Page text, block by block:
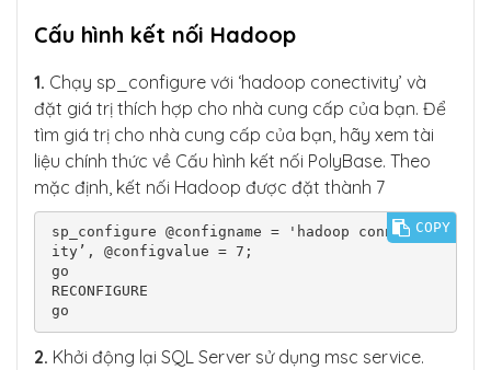
Cấu hình kết nối Hadoop
1. Chạy sp_configure với ‘hadoop conectivity’ và
đặt giá trị thích hợp cho nhà cung cấp của bạn. Để
tìm giá trị cho nhà cung cấp của bạn, hãy xem tài
liệu chính thức về Cấu hình kết nối PolyBase. Theo
mặc định, kết nối Hadoop được đặt thành 7
sp_configure @configname = 'hadoop connectiv
ity’, @configvalue = 7;
go
RECONFIGURE
go
COPY
2. Khởi động lại SQL Server sử dụng msc service.